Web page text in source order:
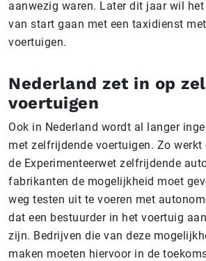
aanwezig waren. Later dit jaar wil
van start gaan met een taxidienst
voertuigen.
Nederland zet in op
voertuigen
Ook in Nederland wordt al langer
met zelfrijdende voertuigen. Zo werkt
de Experimenteerwet zelfrijdende
fabrikanten de mogelijkheid moet
weg testen uit te voeren met
dat een bestuurder in het voertuig
zijn. Bedrijven die van deze
maken moeten hiervoor in de